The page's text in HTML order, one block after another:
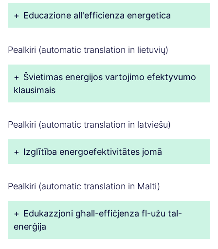
+ Educazione all'efficienza energetica
Pealkiri (automatic translation in lietuvių)
+ Švietimas energijos vartojimo efektyvumo
klausimais
Pealkiri (automatic translation in latviešu)
+ Izglītība energoefektivitātes jomā
Pealkiri (automatic translation in Malti)
+ Edukazzjoni għall-effiċjenza fl-użu tal-
enerġija